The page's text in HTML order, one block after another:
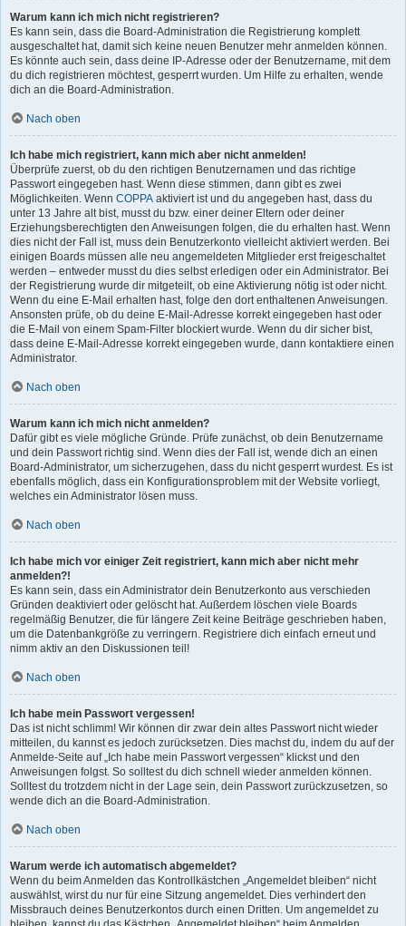
Warum kann ich mich nicht registrieren?
Es kann sein, dass die Board-Administration die Registrierung komplett
ausgeschaltet hat, damit sich keine neuen Benutzer mehr anmelden können.
Es könnte auch sein, dass deine IP-Adresse oder der Benutzername, mit dem
du dich registrieren möchtest, gesperrt wurden. Um Hilfe zu erhalten, wende
dich an die Board-Administration.
Nach oben
Ich habe mich registriert, kann mich aber nicht anmelden!
Überprüfe zuerst, ob du den richtigen Benutzernamen und das richtige
Passwort eingegeben hast. Wenn diese stimmen, dann gibt es zwei
Möglichkeiten. Wenn COPPA aktiviert ist und du angegeben hast, dass du
unter 13 Jahre alt bist, musst du bzw. einer deiner Eltern oder deiner
Erziehungsberechtigten den Anweisungen folgen, die du erhalten hast. Wenn
dies nicht der Fall ist, muss dein Benutzerkonto vielleicht aktiviert werden. Bei
einigen Boards müssen alle neu angemeldeten Mitglieder erst freigeschaltet
werden – entweder musst du dies selbst erledigen oder ein Administrator. Bei
der Registrierung wurde dir mitgeteilt, ob eine Aktivierung nötig ist oder nicht.
Wenn du eine E-Mail erhalten hast, folge den dort enthaltenen Anweisungen.
Ansonsten prüfe, ob du deine E-Mail-Adresse korrekt eingegeben hast oder
die E-Mail von einem Spam-Filter blockiert wurde. Wenn du dir sicher bist,
dass deine E-Mail-Adresse korrekt eingegeben wurde, dann kontaktiere einen
Administrator.
Nach oben
Warum kann ich mich nicht anmelden?
Dafür gibt es viele mögliche Gründe. Prüfe zunächst, ob dein Benutzername
und dein Passwort richtig sind. Wenn dies der Fall ist, wende dich an einen
Board-Administrator, um sicherzugehen, dass du nicht gesperrt wurdest. Es ist
ebenfalls möglich, dass ein Konfigurationsproblem mit der Website vorliegt,
welches ein Administrator lösen muss.
Nach oben
Ich habe mich vor einiger Zeit registriert, kann mich aber nicht mehr
anmelden?!
Es kann sein, dass ein Administrator dein Benutzerkonto aus verschieden
Gründen deaktiviert oder gelöscht hat. Außerdem löschen viele Boards
regelmäßig Benutzer, die für längere Zeit keine Beiträge geschrieben haben,
um die Datenbankgröße zu verringern. Registriere dich einfach erneut und
nimm aktiv an den Diskussionen teil!
Nach oben
Ich habe mein Passwort vergessen!
Das ist nicht schlimm! Wir können dir zwar dein altes Passwort nicht wieder
mitteilen, du kannst es jedoch zurücksetzen. Dies machst du, indem du auf der
Anmelde-Seite auf „Ich habe mein Passwort vergessen“ klickst und den
Anweisungen folgst. So solltest du dich schnell wieder anmelden können.
Solltest du trotzdem nicht in der Lage sein, dein Passwort zurückzusetzen, so
wende dich an die Board-Administration.
Nach oben
Warum werde ich automatisch abgemeldet?
Wenn du beim Anmelden das Kontrollkästchen „Angemeldet bleiben“ nicht
auswählst, wirst du nur für eine Sitzung angemeldet. Dies verhindert den
Missbrauch deines Benutzerkontos durch einen Dritten. Um angemeldet zu